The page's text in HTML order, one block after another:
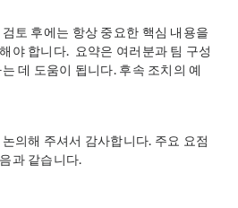
토 후에는 항상 중요한 핵심 내용을
야 합니다. 요약은 여러분과 팀 구성
데 도움이 됩니다. 후속 조치의 예
의해 주셔서 감사합니다. 주요 요점
과 같습니다.